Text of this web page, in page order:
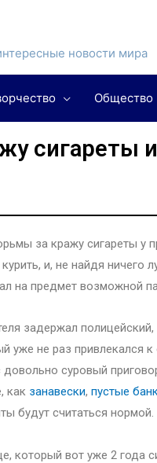
новости мира
Общество
сигареты
за кражу сигареты у
и, не найдя ничего
на предмет возможной
задержал
не раз привлекался к
суровый
как занавески, пустые
будут считаться нормой.
вот уже 2 года